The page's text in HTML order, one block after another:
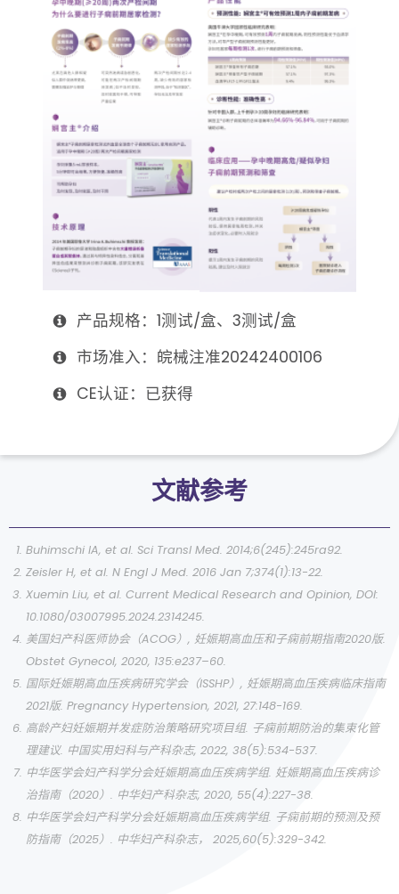
产品规格：1测试/盒、3测试/盒
市场准入：皖械注准20242400106
CE认证：已获得
文献参考
Buhimschi IA, et al. Sci Transl Med. 2014;6(245):245ra92.
Zeisler H, et al. N Engl J Med. 2016 Jan 7;374(1):13-22.
Xuemin Liu, et al. Current Medical Research and Opinion, DOI:
10.1080/03007995.2024.2314245.
美国妇产科医师协会（ACOG）, 妊娠期高血压和子痫前期指南2020版.
Obstet Gynecol, 2020, 135:e237–60.
国际妊娠期高血压疾病研究学会（ISSHP）, 妊娠期高血压疾病临床指南
2021版. Pregnancy Hypertension, 2021, 27:148-169.
高龄产妇妊娠期并发症防治策略研究项目组. 子痫前期防治的集束化管
理建议. 中国实用妇科与产科杂志, 2022, 38(5):534-537.
中华医学会妇产科学分会妊娠期高血压疾病学组. 妊娠期高血压疾病诊
治指南（2020）. 中华妇产科杂志, 2020, 55(4):227-38.
中华医学会妇产科学分会妊娠期高血压疾病学组. 子痫前期的预测及预
防指南（2025）. 中华妇产科杂志， 2025,60(5):329-342.